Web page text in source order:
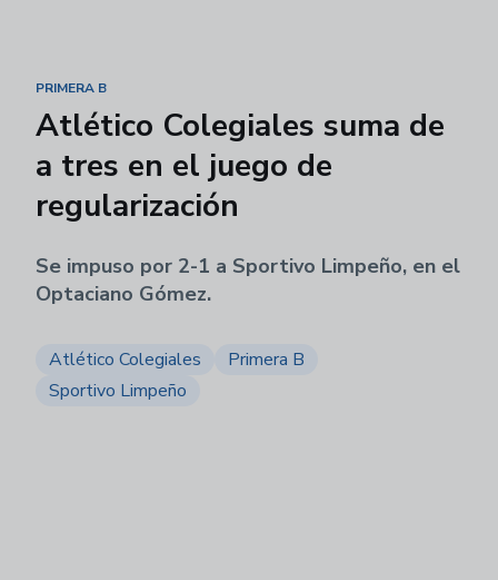
PRIMERA B
Atlético Colegiales suma de
a tres en el juego de
regularización
Se impuso por 2-1 a Sportivo Limpeño, en el
Optaciano Gómez.
Atlético Colegiales
Primera B
Sportivo Limpeño